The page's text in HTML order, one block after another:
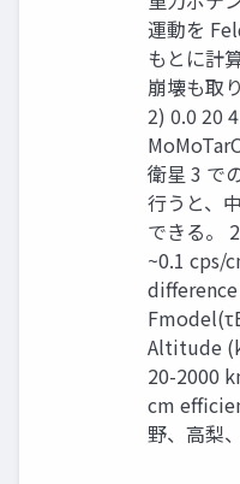
運動を
もとに計
崩壊も取
2) 0.0 20
衛星 3 で
行うと、
できる。
~0.1 cps/
Altitude
20-2000
cm
野、高梨